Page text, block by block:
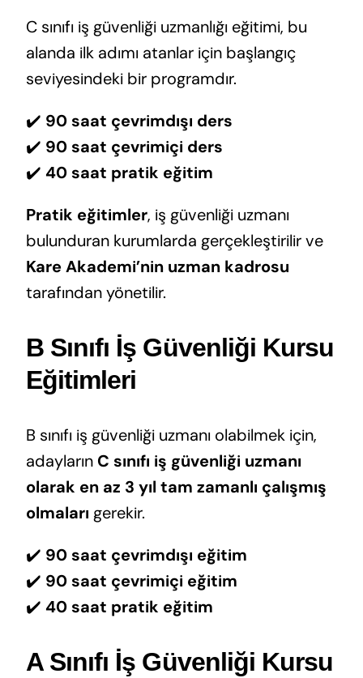
C sınıfı iş güvenliği uzmanlığı eğitimi, bu
alanda ilk adımı atanlar için başlangıç
seviyesindeki bir programdır.
✔️ 90 saat çevrimdışı ders
✔️ 90 saat çevrimiçi ders
✔️ 40 saat pratik eğitim
Pratik eğitimler, iş güvenliği uzmanı
bulunduran kurumlarda gerçekleştirilir ve
Kare Akademi’nin uzman kadrosu
tarafından yönetilir.
B Sınıfı İş Güvenliği Kursu
Eğitimleri
B sınıfı iş güvenliği uzmanı olabilmek için,
adayların C sınıfı iş güvenliği uzmanı
olarak en az 3 yıl tam zamanlı çalışmış
olmaları gerekir.
✔️ 90 saat çevrimdışı eğitim
✔️ 90 saat çevrimiçi eğitim
✔️ 40 saat pratik eğitim
A Sınıfı İş Güvenliği Kursu